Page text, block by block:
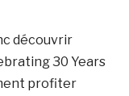
découvrir
30 Years
profiter